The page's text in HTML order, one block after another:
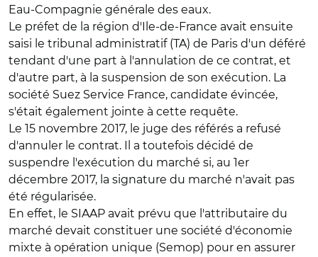
Eau-Compagnie générale des eaux.
Le préfet de la région d'Ile-de-France avait ensuite
saisi le tribunal administratif (TA) de Paris d'un déféré
tendant d'une part à l'annulation de ce contrat, et
d'autre part, à la suspension de son exécution. La
société Suez Service France, candidate évincée,
s'était également jointe à cette requête.
Le 15 novembre 2017, le juge des référés a refusé
d'annuler le contrat. Il a toutefois décidé de
suspendre l'exécution du marché si, au 1er
décembre 2017, la signature du marché n'avait pas
été régularisée.
En effet, le SIAAP avait prévu que l'attributaire du
marché devait constituer une société d'économie
mixte à opération unique (Semop) pour en assurer